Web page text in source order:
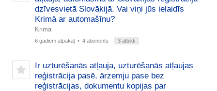
dzīvesvietā Slovākijā. Vai viņi jūs ielaidīs
Krimā ar automašīnu?
Krima
6 gadiem atpakaļ • 4 abonents 3 atbildi
Ir uzturēšanās atļauja, uzturēšanās atļaujas
reģistrācija pasē, ārzemju pase bez
reģistrācijas, dokumentu kopijas par